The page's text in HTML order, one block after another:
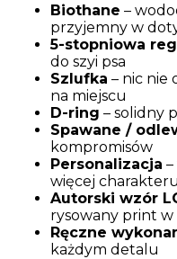
Biothane –
przyjemny w
5-stopniowa
do szyi psa
Szlufka – nic nie
na miejscu
D-ring – solidny
Spawane /
kompromisów
Personalizacja
więcej charakteru
Autorski wzór
rysowany print w
Ręczne
każdym detalu